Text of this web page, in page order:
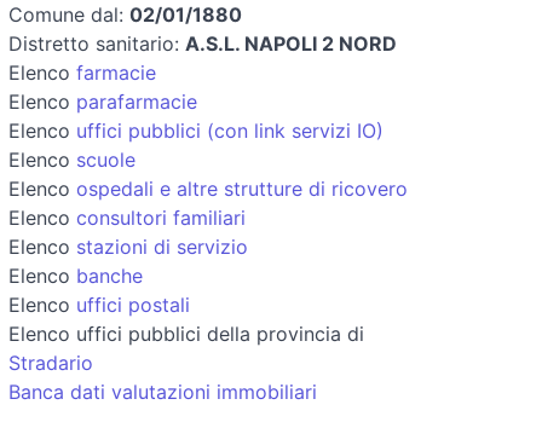
Comune dal: 02/01/1880
Distretto sanitario: A.S.L. NAPOLI 2 NORD
Elenco farmacie
Elenco parafarmacie
Elenco uffici pubblici (con link servizi IO)
Elenco scuole
Elenco ospedali e altre strutture di ricovero
Elenco consultori familiari
Elenco stazioni di servizio
Elenco banche
Elenco uffici postali
Elenco uffici pubblici della provincia di
Stradario
Banca dati valutazioni immobiliari